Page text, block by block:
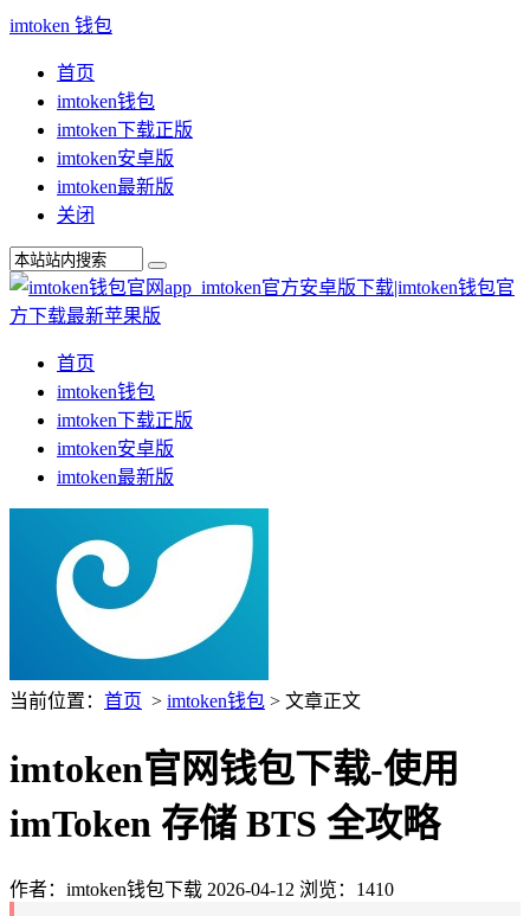
imtoken 钱包
首页
imtoken钱包
imtoken下载正版
imtoken安卓版
imtoken最新版
关闭
首页
imtoken钱包
imtoken下载正版
imtoken安卓版
imtoken最新版
当前位置： 首页 > imtoken钱包 > 文章正文
imtoken官网钱包下载-使用
imToken 存储 BTS 全攻略
作者：imtoken钱包下载 2026-04-12 浏览：1410